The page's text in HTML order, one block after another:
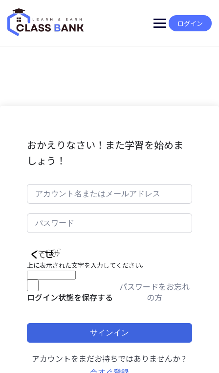
content
ログイン
おかえりなさい！また学習を始めま
しょう！
上に表示された文字を入力してください。
ログイン状態を保存する
パスワードをお忘れ
の方
サインイン
アカウントをまだお持ちではありませんか ?